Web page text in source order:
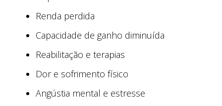
Renda perdida
Capacidade de ganho diminuída
Reabilitação e terapias
Dor e sofrimento físico
Angústia mental e estresse